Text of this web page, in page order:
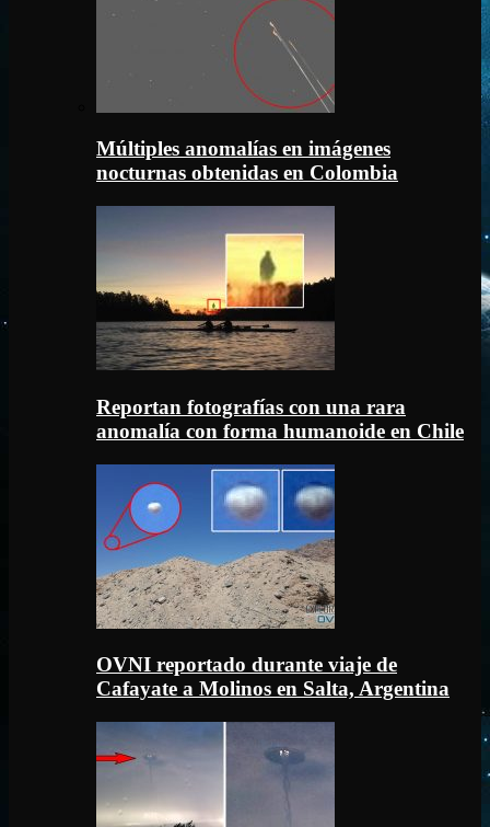
Múltiples anomalías en imágenes
nocturnas obtenidas en Colombia
Reportan fotografías con una rara
anomalía con forma humanoide en Chile
OVNI reportado durante viaje de
Cafayate a Molinos en Salta, Argentina